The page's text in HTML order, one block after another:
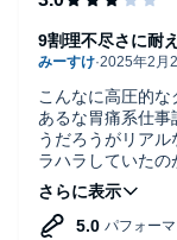
こんなに高圧的
あるな胃痛系仕
うだろうがリア
ラハラしていたの
に我慢したのに
収は今まで耐えた
ナレーション良か
9割理不尽さに耐